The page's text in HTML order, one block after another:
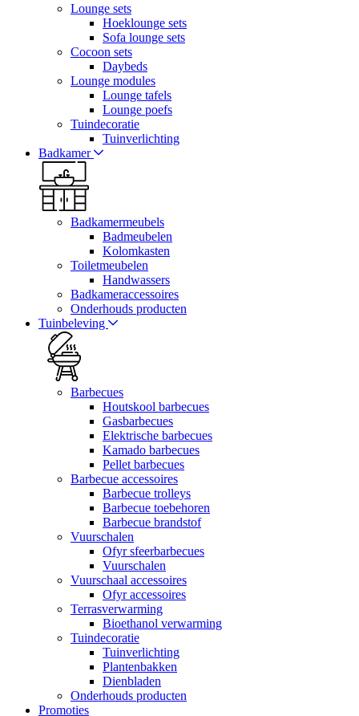
Lounge sets
Hoeklounge sets
Sofa lounge sets
Cocoon sets
Daybeds
Lounge modules
Lounge tafels
Lounge poefs
Tuindecoratie
Tuinverlichting
Badkamer
Badkamermeubels
Badmeubelen
Kolomkasten
Toiletmeubelen
Handwassers
Badkameraccessoires
Onderhouds producten
Tuinbeleving
Barbecues
Houtskool barbecues
Gasbarbecues
Elektrische barbecues
Kamado barbecues
Pellet barbecues
Barbecue accessoires
Barbecue trolleys
Barbecue toebehoren
Barbecue brandstof
Vuurschalen
Ofyr sfeerbarbecues
Vuurschalen
Vuurschaal accessoires
Ofyr accessoires
Terrasverwarming
Bioethanol verwarming
Tuindecoratie
Tuinverlichting
Plantenbakken
Dienbladen
Onderhouds producten
Promoties